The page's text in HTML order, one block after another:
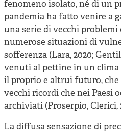
fenomeno isolato, né di un
pandemia ha fatto venire a
una serie di vecchi problemi
numerose situazioni di
sofferenza (Lara, 2020;
venuti al pettine in un clima
il proprio e altrui futuro,
vecchi ricordi che nei Paesi
archiviati (Proserpio, Clerici,
La diffusa sensazione di